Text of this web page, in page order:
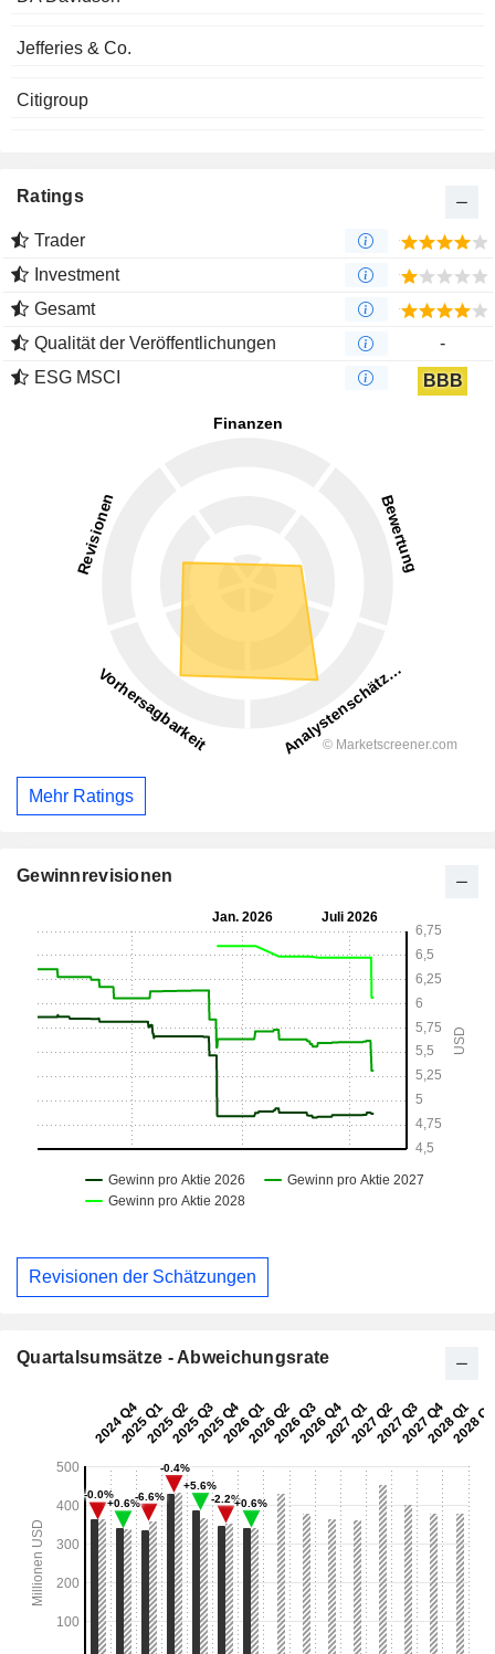
Jefferies & Co.
Citigroup
Ratings
Trader
Investment
Gesamt
Qualität der Veröffentlichungen
-
ESG MSCI
BBB
Mehr Ratings
Gewinnrevisionen
Revisionen der Schätzungen
Quartalsumsätze - Abweichungsrate